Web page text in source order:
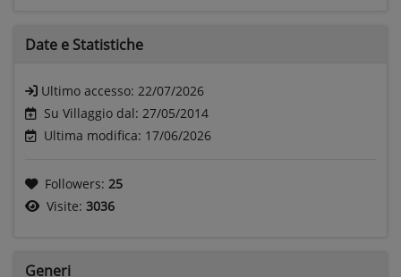
Date e Statistiche
Ultimo accesso: 22/07/2026
Su Villaggio dal: 27/05/2014
Ultima modifica: 17/06/2026
Followers: 25
Visite: 3036
Generi